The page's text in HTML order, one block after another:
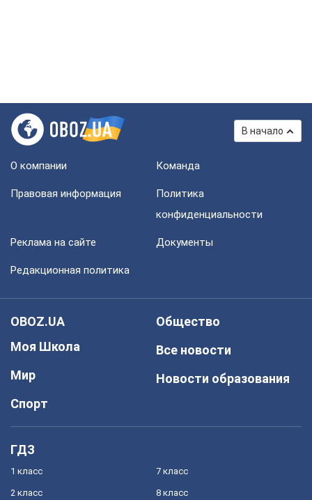
В начало
О компании Команда
Правовая информация
Политика
конфиденциальности
Реклама на сайте Документы
Редакционная политика
OBOZ.UA
Моя Школа
Мир
Спорт
Общество
Все новости
Новости образования
ГДЗ
1 класс
2 класс
7 класс
8 класс